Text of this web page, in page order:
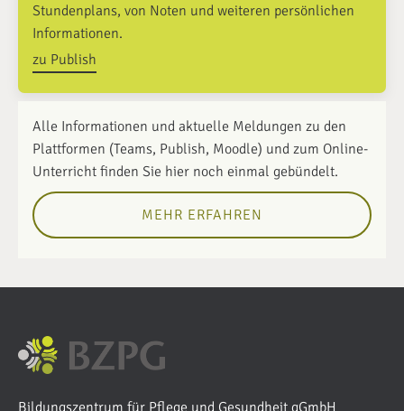
Stundenplans, von Noten und weiteren persönlichen
Informationen.
zu Publish
Alle Informationen und aktuelle Meldungen zu den
Plattformen (Teams, Publish, Moodle) und zum Online-
Unterricht finden Sie hier noch einmal gebündelt.
MEHR ERFAHREN